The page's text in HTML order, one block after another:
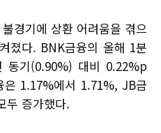
경기에 상환 어려움을 겪으
졌다. BNK금융의 올해 1분
동기(0.90%) 대비 0.22%p
1.17%에서 1.71%, JB금
두 증가했다.